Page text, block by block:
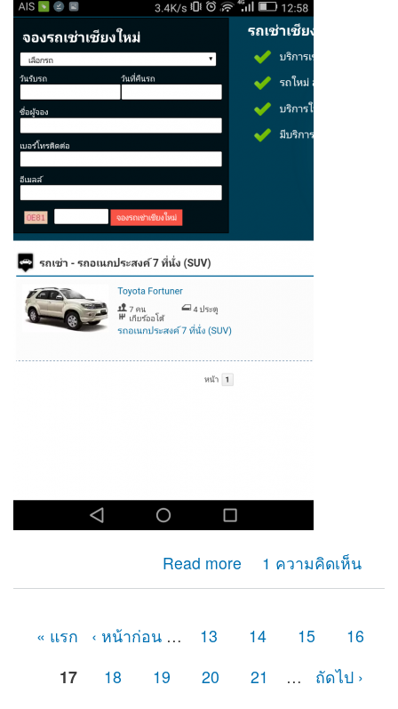
Read more
about อยากให้ช่องกรอกข้อมูลเเสดงหน้าเว็บ1 ความคิดเห็น
« แรก ‹ หน้าก่อน … 13 14 15
16
17
18 19 20 21 …
ถัดไป ›